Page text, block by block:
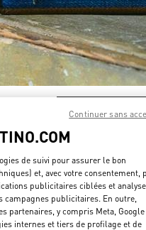
PLACE VENDÔME MALL
de suivi pour assurer le bon
et, avec votre consentement,
publicitaires ciblées et
publicitaires. En outre,
partenaires, y compris Meta,
internes et tiers de profilage et de
Continuer sans